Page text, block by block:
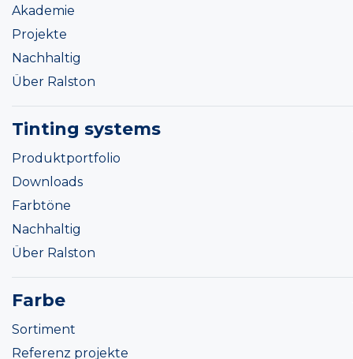
Akademie
Projekte
Nachhaltig
Über Ralston
Tinting systems
Produktportfolio
Downloads
Farbtöne
Nachhaltig
Über Ralston
Farbe
Sortiment
Referenz projekte